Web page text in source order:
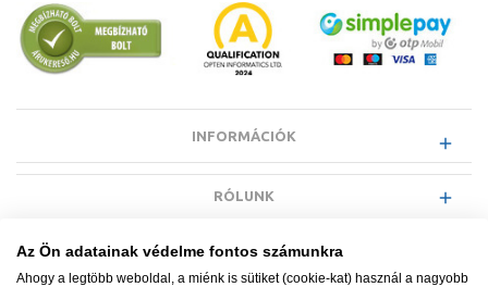
INFORMÁCIÓK
RÓLUNK
EGYÉB INFORMÁCIÓK
Az Ön adatainak védelme fontos számunkra
Ahogy a legtöbb weboldal, a miénk is sütiket (cookie-kat) használ a nagyobb